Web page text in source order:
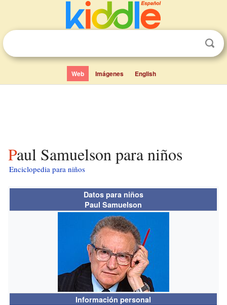
Web Imágenes English
Paul Samuelson para niños
Enciclopedia para niños
Datos para niños
Paul Samuelson
Información personal